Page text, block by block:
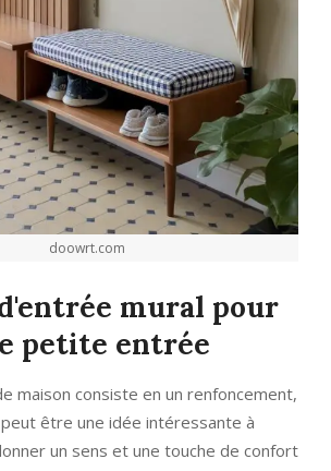
doowrt.com
mural pour
petite entrée
maison consiste en un renfoncement,
être une idée intéressante à
un sens et une touche de confort